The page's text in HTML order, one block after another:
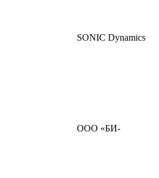
SONIC Dynamics
ООО «БИ-